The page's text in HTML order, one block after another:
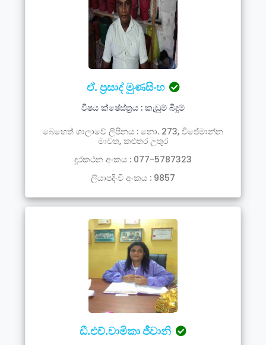
ඒ. ප්‍රසාද් මුණසිංහ
විෂය ක්ෂේස්ත්‍රය : කැඩුම් බිදුම්
බෙහෙත් ශාලාවේ ලිපිනය : නො. 273, විජේමාන්න
මාවත, කළුතර උතුර
දූරකථන අංකය : 077-5787323
ලියාපදිංචි අංකය : 9857
ඩී.එච්.චාමිකා ජීවානි